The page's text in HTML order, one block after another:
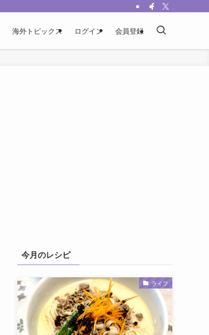
海外トピックス ログイン 会員登録
今月のレシピ
ライフ